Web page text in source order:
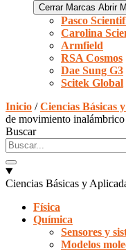
Cerrar Marcas Abrir
Pasco
Carolina
Armfield
RSA Cosmos
Dae Sung G3
Scitek Global
Inicio /Ciencias Básicas
de movimiento
Buscar
Ciencias Básicas y
Física
Química
Sensores y
Modelos